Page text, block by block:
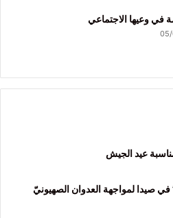
في وعيها الاجتماعي
عيد الجيش
في صيدا لمواجهة العدوان الصهيونيّ